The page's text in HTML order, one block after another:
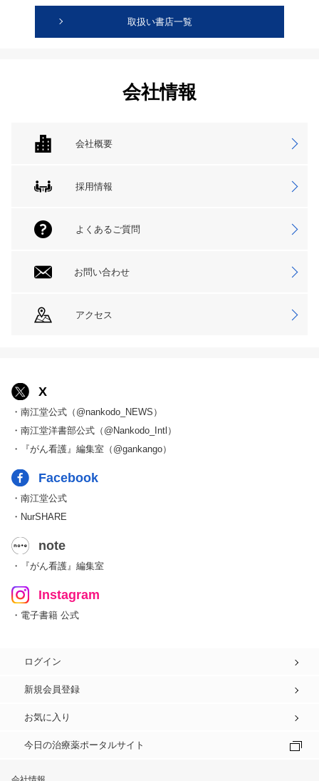
取扱い書店一覧
会社情報
会社概要
採用情報
よくあるご質問
お問い合わせ
アクセス
X
・南江堂公式（@nankodo_NEWS）
・南江堂洋書部公式（@Nankodo_Intl）
・『がん看護』編集室（@gankango）
Facebook
・南江堂公式
・NurSHARE
note
・『がん看護』編集室
Instagram
・電子書籍 公式
ログイン
新規会員登録
お気に入り
今日の治療薬ポータルサイト